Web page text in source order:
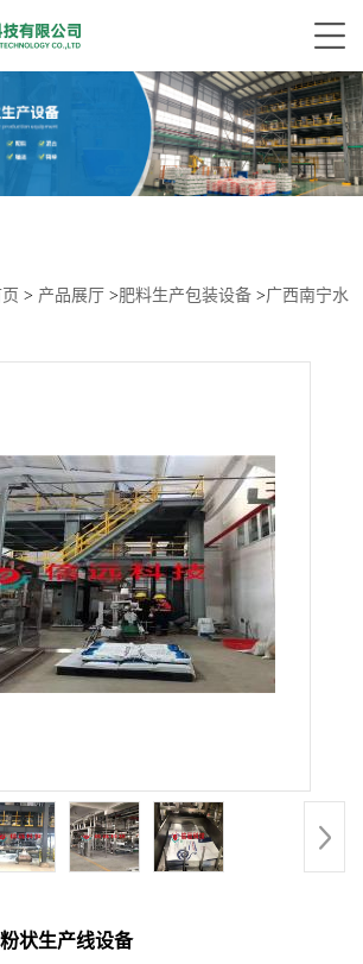
> 产品展厅 >肥料生产包装设备 >广西南宁水
状生产线设备